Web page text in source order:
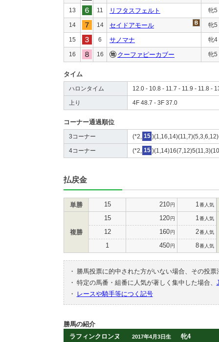
13 11 リフタスフェルト 牝5
14 14 セイドアモール 牝5
15 6 サノマナ 牝4
16 16 クーファピーカブー 牝5
タイム
ハロンタイム 12.0 - 10.8 - 11.7 - 11.9 - 11.8 -
上り 4F 48.7 - 3F 37.0
コーナー通過順位
3コーナー (*2, 15
4コーナー (*2, 15
払戻金
単勝 15 210円 1 番人気
複勝
15 120円 1 番人気
12 160円 2番人気
1 450円 8番人気
・
勝馬投票に的中された方がいない場合、その投
・ 特定の馬番・組番に人気が著しく集中した場合、
・
レースや騎手等につく記号
勝馬の紹介
ラフィンクロンヌ
2017年4月3日生 牝4